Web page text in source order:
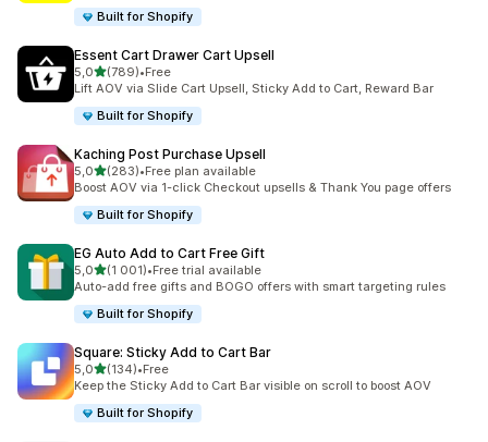
Built for Shopify
Essent Cart Drawer Cart Upsell
5,0av 5 stjerner
(789)
Totalt 789 omtaler
•Free
Lift AOV via Slide Cart Upsell, Sticky Add to Cart, Reward Bar
Built for Shopify
Kaching Post Purchase Upsell
5,0av 5 stjerner
(283)
Totalt 283 omtaler
•Free plan available
Boost AOV via 1-click Checkout upsells & Thank You page offers
Built for Shopify
EG Auto Add to Cart Free Gift
5,0av 5 stjerner
(1 001)
Totalt 1001 omtaler
•Free trial available
Auto-add free gifts and BOGO offers with smart targeting rules
Built for Shopify
Square: Sticky Add to Cart Bar
5,0av 5 stjerner
(134)
Totalt 134 omtaler
•Free
Keep the Sticky Add to Cart Bar visible on scroll to boost AOV
Built for Shopify